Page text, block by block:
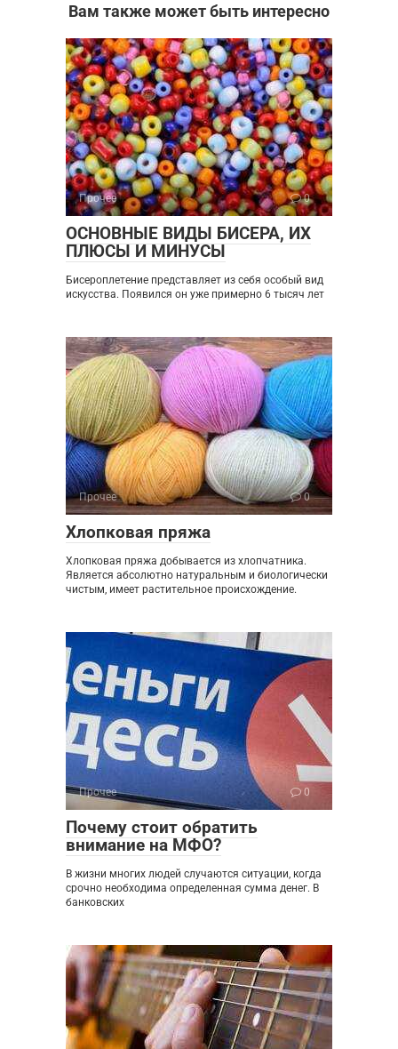
Вам также может быть интересно
Прочее 0
ОСНОВНЫЕ ВИДЫ БИСЕРА, ИХ
ПЛЮСЫ И МИНУСЫ
Бисероплетение представляет из себя особый вид
искусства. Появился он уже примерно 6 тысяч лет
Прочее 0
Хлопковая пряжа
Хлопковая пряжа добывается из хлопчатника.
Является абсолютно натуральным и биологически
чистым, имеет растительное происхождение.
Прочее 0
Почему стоит обратить
внимание на МФО?
В жизни многих людей случаются ситуации, когда
срочно необходима определенная сумма денег. В
банковских